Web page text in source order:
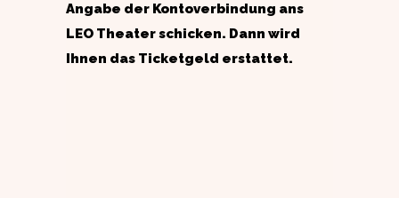
Angabe der Kontoverbindung ans
LEO Theater schicken. Dann wird
Ihnen das Ticketgeld erstattet.